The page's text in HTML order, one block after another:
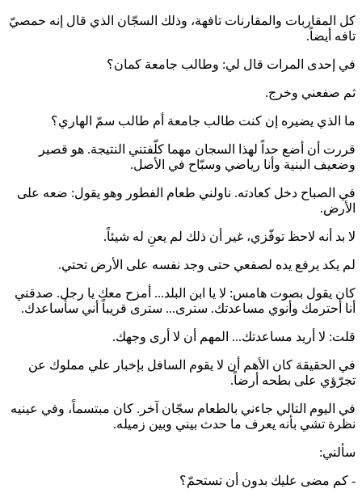
كل المقاربات والمقارنات تافهة، وذلك السجّان الذي قال إنه حمصيّ
تافه أيضاً.
في إحدى المرات قال لي: وطالب جامعة كمان؟
ثم صفعني وخرج.
ما الذي يضيره إن كنت طالب جامعة أم طالب سمّ الهاري؟
قررت أن أضع حداً لهذا السجان مهما كلّفتني النتيجة. هو قصير
وضعيف البنية وأنا رياضي وسبّاح في الأصل.
في الصباح دخل كعادته. ناولني طعام الفطور وهو يقول: ضعه على
الأرض.
لا بد أنه لاحظ توفّزي، غير أن ذلك لم يعنِ له شيئاً.
لم يكد يرفع يده لصفعي حتى وجد نفسه على الأرض تحتي.
كان يقول بصوت هامس: لا يا ابن البلد... أمزح معك يا رجل. صدقني
أنا أحترمك وأنوي مساعدتك. سترى... سترى قريباً أني سأساعدك.
قلت: لا أريد مساعدتك... المهم أن لا أرى وجهك.
في الحقيقة كان الأهم أن لا يقوم السافل بإخبار علي مملوك عن
تجرّؤي على بطحه أرضاً.
في اليوم التالي جاءني بالطعام سجّان آخر. كان مبتسماً، وفي عينيه
نظرة تشي بأنه يعرف ما حدث بيني وبين زميله.
سألني:
- كم مضى عليك بدون أن تستحمّ؟